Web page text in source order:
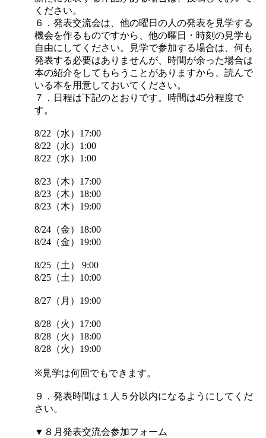
ください。
６．発表交流会は、他の曜日の人の発表を見学する
機会を作るものですから、他の曜日・時刻の見学も
自由にしてください。見学で参加する場合は、何も
発表する必要はありませんが、時間が余った場合は
本の紹介をしてもらうことがありますから、読んで
いる本を用意しておいてください。
７．日程は下記のとおりです。時間は45分程度で
す。
8/22（水）17:00
8/22（水）1:00
8/22（水）1:00
8/23（木）17:00
8/23（木）18:00
8/23（木）19:00
8/24（金）18:00
8/24（金）19:00
8/25（土） 9:00
8/25（土）10:00
8/27（月）19:00
8/28（火）17:00
8/28（火）18:00
8/28（火）19:00
※見学は何回でもできます。
９．発表時間は１人５分以内になるようにしてくだ
さい。
▼８月発表交流会参加フォーム